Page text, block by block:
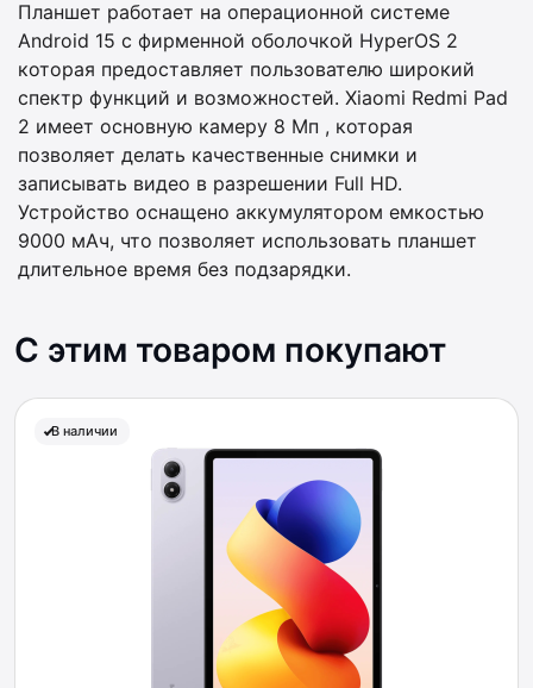
Планшет работает на операционной системе
Android 15 c фирменной оболочкой HyperOS 2
которая предоставляет пользователю широкий
спектр функций и возможностей. Xiaomi Redmi Pad
2 имеет основную камеру 8 Мп , которая
позволяет делать качественные снимки и
записывать видео в разрешении Full HD.
Устройство оснащено аккумулятором емкостью
9000 мАч, что позволяет использовать планшет
длительное время без подзарядки.
С этим товаром покупают
В наличии